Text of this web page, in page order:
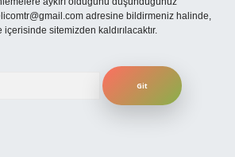
adresine bildirmeniz halinde,
sitemizden kaldırılacaktır.